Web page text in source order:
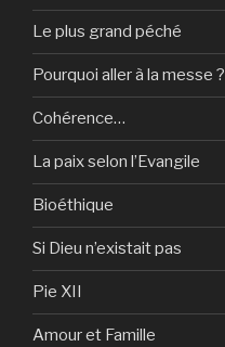
Le plus grand péché
Pourquoi aller à la messe ?
Cohérence…
La paix selon l’Evangile
Bioéthique
Si Dieu n’existait pas
Pie XII
Amour et Famille